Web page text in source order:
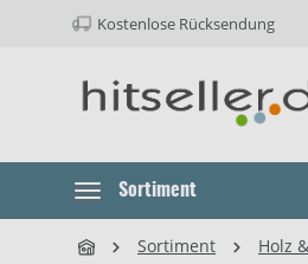
Hauptnavigation springen
Kostenlose Rücksendung
Sortiment
Sortiment Holz